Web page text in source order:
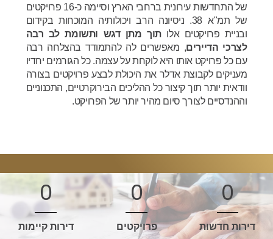
של התחדשות עירונית ברחבי הארץ וסיימה כ-16 פרויקטים
של תמ"א 38. ניסיונה הרב ויכולותיה המוכחות בקידום
ובניית פרויקטים אלו תוך מתן דגש ותשומת לב רבה
לצרכי הדיירים, מאפשרים לה להתמודד בהצלחה רבה
עם כל פרויקט אותו היא לוקחת על עצמה. כל הגורמים יחדיו
מעניקים לקבוצת אדלר את היכולת לבצע פרויקטים בצורה
וודאית יותר תוך קיצור כל ההליכים הבירוקרטיים, התכנוניים
וההנדסיים לצורך סיום מהיר יותר של הפרויקט.
0
דירות חדשות
0
פרויקטים
0
דירות קיימות